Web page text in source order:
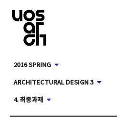
2016 SPRING
ARCHITECTURAL DESIGN 3
4. 최종과제